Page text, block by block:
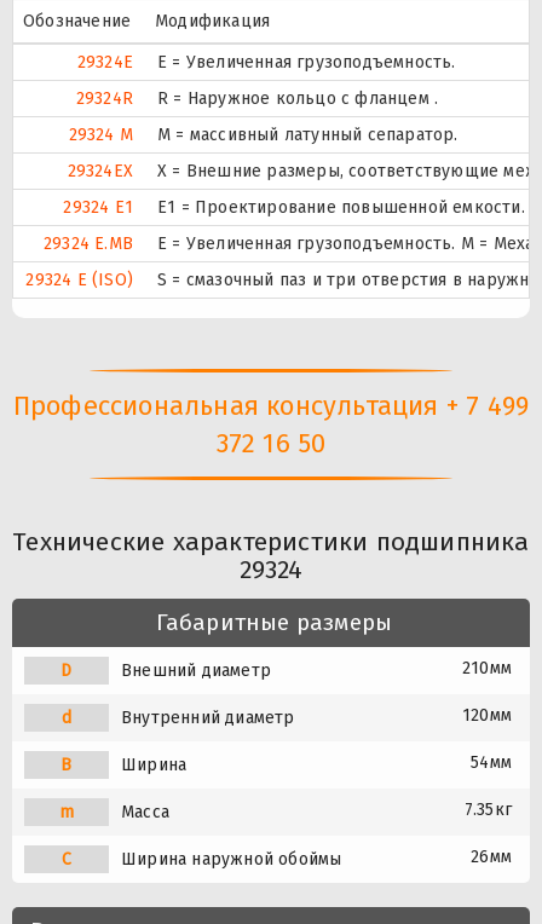
Обозначение
Модификация
29324E
Е = Увеличенная грузоподъемность.
29324R
R = Наружное кольцо с фланцем .
29324 M
M = массивный латунный сепаратор.
29324EX
X = Внешние размеры, соответствующие
29324 E1
E1 = Проектирование повышенной емкости.
29324 E.MB
E = Увеличенная грузоподъемность. М =
29324 E (ISO)
S = смазочный паз и три отверстия в
Профессиональная консультация + 7 499
372 16 50
Технические характеристики подшипника
29324
Габаритные размеры
D Внешний диаметр 210мм
d Внутренний диаметр 120мм
B Ширина 54мм
m Масса 7.35кг
C Ширина наружной обоймы 26мм